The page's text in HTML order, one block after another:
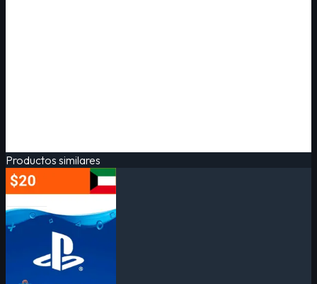
Productos similares